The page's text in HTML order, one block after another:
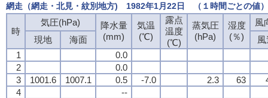
網走（網走・北見・紋別地方) 1982年1月22日 （１時間ごとの値）
時
気圧(hPa)
降水量
(mm)
気温
(℃)
露点
温度
(℃)
蒸気圧
(hPa)
湿度
(％)
風
現地
海面
1
0.0
2
0.0
3
1001.6 1007.1 0.5 -7.0 2.3 63
4
--